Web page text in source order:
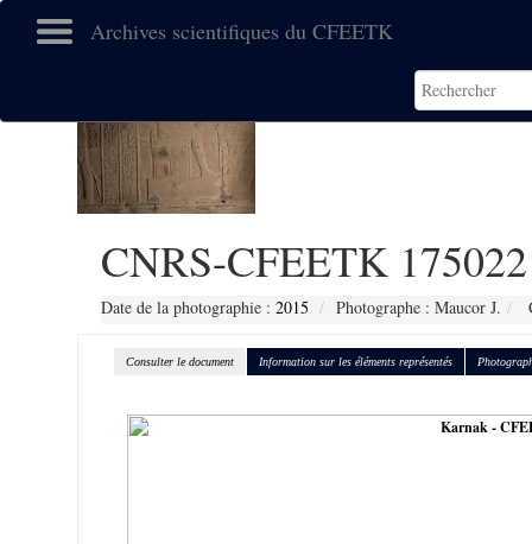
Archives scientifiques du CFEETK
CNRS-CFEETK 175022
Date de la photographie : 2015 Photographe : Maucor J.
Consulter le document Information sur les éléments représentés